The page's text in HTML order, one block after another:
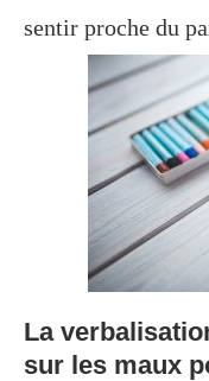
sentir proche du
La
sur les maux